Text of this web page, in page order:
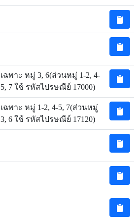
เฉพาะ หมู่ 3, 6(ส่วนหมู่ 1-2, 4-
5, 7 ใช้ รหัสไปรษณีย์ 17000)
เฉพาะ หมู่ 1-2, 4-5, 7(ส่วนหมู่
3, 6 ใช้ รหัสไปรษณีย์ 17120)